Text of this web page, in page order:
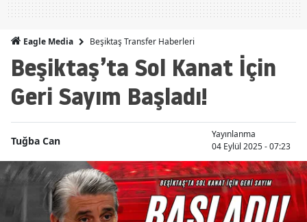
Eagle Media Beşiktaş Transfer Haberleri
Beşiktaş’ta Sol Kanat İçin
Geri Sayım Başladı!
Tuğba Can
Yayınlanma
04 Eylül 2025 - 07:23